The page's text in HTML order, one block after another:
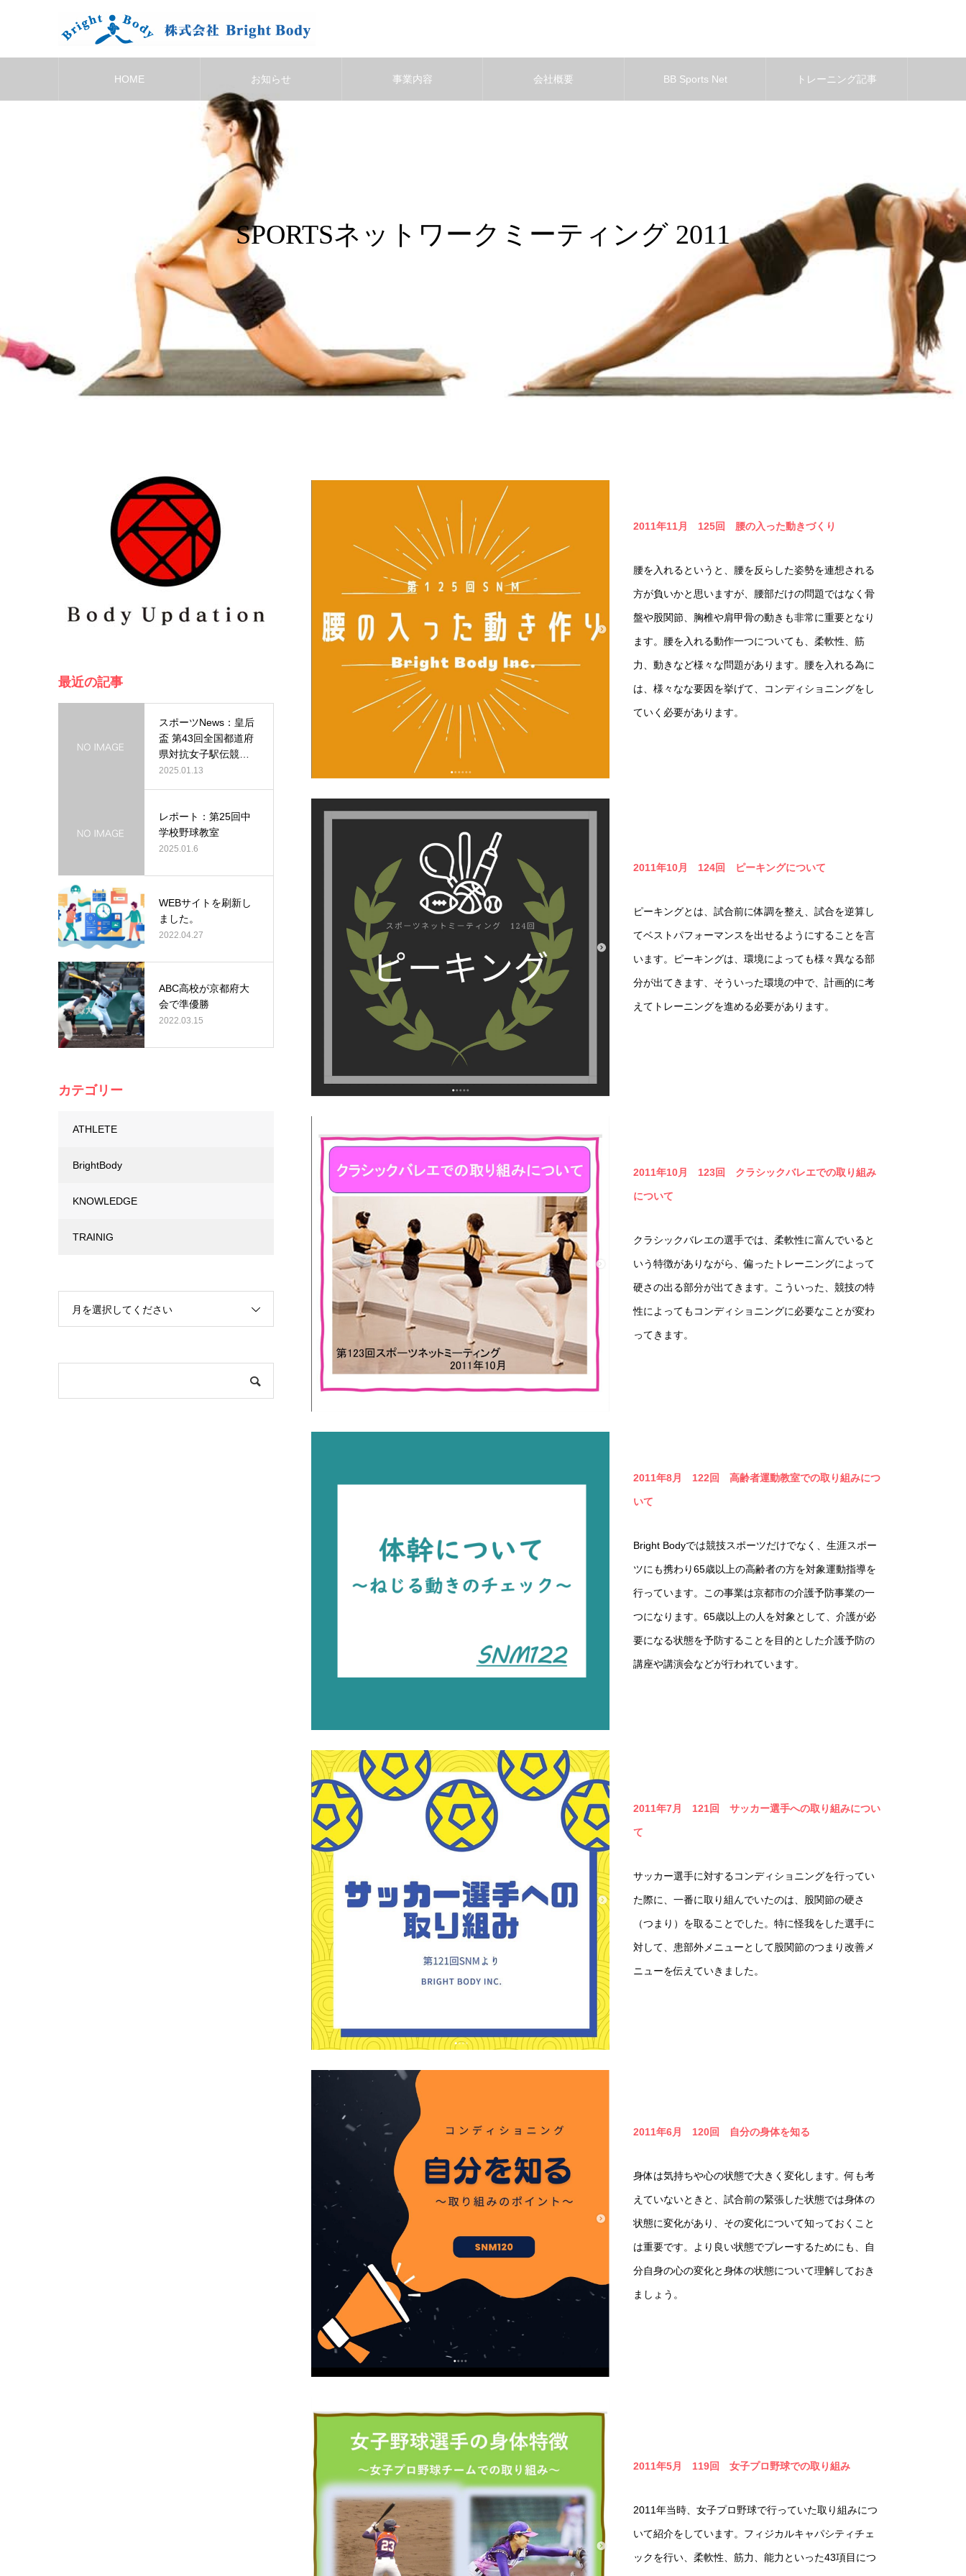
HOME お知らせ 事業内容 会社概要 BB Sports Net トレーニング記事
SPORTSネットワークミーティング 2011
2011年11月 125回 腰の入った動きづくり
腰を入れるというと、腰を反らした姿勢を連想される
方が負いかと思いますが、腰部だけの問題ではなく骨
盤や股関節、胸椎や肩甲骨の動きも非常に重要となり
ます。腰を入れる動作一つについても、柔軟性、筋
力、動きなど様々な問題があります。腰を入れる為に
は、様々なな要因を挙げて、コンディショニングをし
ていく必要があります。
2011年10月 124回 ピーキングについて
ピーキングとは、試合前に体調を整え、試合を逆算し
てベストパフォーマンスを出せるようにすることを言
います。ピーキングは、環境によっても様々異なる部
分が出てきます、そういった環境の中で、計画的に考
えてトレーニングを進める必要があります。
2011年10月 123回 クラシックバレエでの取り組み
について
クラシックバレエの選手では、柔軟性に富んでいると
いう特徴がありながら、偏ったトレーニングによって
硬さの出る部分が出てきます。こういった、競技の特
性によってもコンディショニングに必要なことが変わ
ってきます。
2011年8月 122回高齢者運動教室での取り組みにつ
いて
Bright Bodyでは競技スポーツだけでなく、生涯スポー
ツにも携わり65歳以上の高齢者の方を対象運動指導を
行っています。この事業は京都市の介護予防事業の一
つになります。65歳以上の人を対象として、介護が必
要になる状態を予防することを目的とした介護予防の
講座や講演会などが行われています。
2011年7月 121回 サッカー選手への取り組みについ
て
サッカー選手に対するコンディショニングを行ってい
た際に、一番に取り組んでいたのは、股関節の硬さ
（つまり）を取ることでした。特に怪我をした選手に
対して、患部外メニューとして股関節のつまり改善メ
ニューを伝えていきました。
2011年6月 120回 自分の身体を知る
身体は気持ちや心の状態で大きく変化します。何も考
えていないときと、試合前の緊張した状態では身体の
状態に変化があり、その変化について知っておくこと
は重要です。より良い状態でプレーするためにも、自
分自身の心の変化と身体の状態について理解しておき
ましょう。
2011年5月 119回 女子プロ野球での取り組み
2011年当時、女子プロ野球で行っていた取り組みにつ
いて紹介をしています。フィジカルキャパシティチェ
ックを行い、柔軟性、筋力、能力といった43項目につ
最近の記事
スポーツNews：皇后
盃 第43回全国都道府
県対抗女子駅伝競走
大会…
2025.01.13
レポート：第25回中
学校野球教室
2025.01.6
WEBサイトを刷新し
ました。
2022.04.27
ABC高校が京都府大
会で準優勝
2022.03.15
カテゴリー
ATHLETE
BrightBody
KNOWLEDGE
TRAINIG
月を選択してください